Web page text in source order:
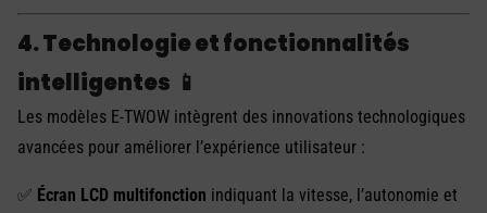
4. Technologie et fonctionnalités
intelligentes 📱
Les modèles E-TWOW intègrent des innovations technologiques
avancées pour améliorer l’expérience utilisateur :
✅ Écran LCD multifonction indiquant la vitesse, l’autonomie et